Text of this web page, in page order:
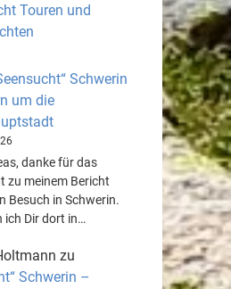
Touren und
Schwerin
um die
danke für das
zu meinem Bericht
Besuch in Schwerin.
ich Dir dort in…
zu
Schwerin –